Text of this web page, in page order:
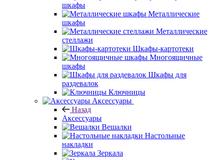
шкафы
Металлические
шкафы
Металлические
стеллажи
Шкафы-картотеки
Многоящичные
шкафы
Шкафы для
раздевалок
Ключницы
Аксессуары
Назад
Аксессуары
Вешалки
Настольные
накладки
Зеркала